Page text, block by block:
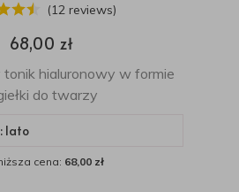
(12 reviews)
68,00 zł
hialuronowy w formie
do twarzy
lato
cena: 68,00 zł